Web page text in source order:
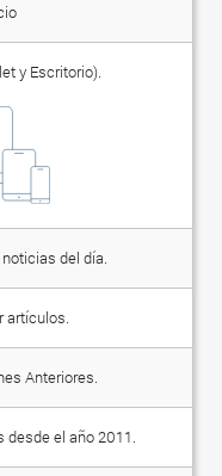
y Escritorio).
del día.
artículos.
Anteriores.
el año 2011.